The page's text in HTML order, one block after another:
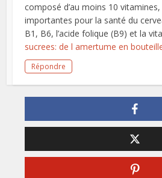
composé d’au moins 10
importantes pour la santé du
B1, B6, l’acide folique (B9) et la
sucrees: de l amertume en
Répondre